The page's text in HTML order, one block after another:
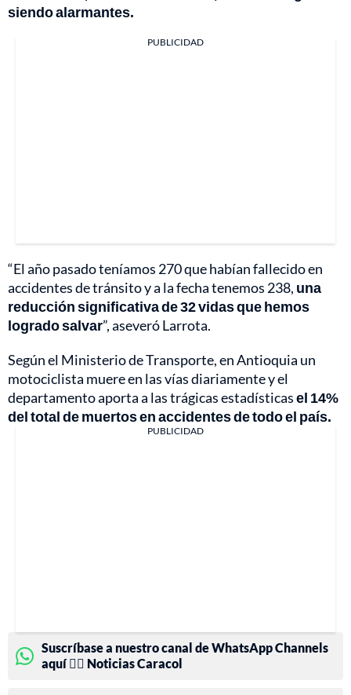
siendo alarmantes.
PUBLICIDAD
“El año pasado teníamos 270 que habían fallecido en
accidentes de tránsito y a la fecha tenemos 238, una
reducción significativa de 32 vidas que hemos
logrado salvar”, aseveró Larrota.
Según el Ministerio de Transporte, en Antioquia un
motociclista muere en las vías diariamente y el
departamento aporta a las trágicas estadísticasel 14%
del total de muertos en accidentes de todo el país.
PUBLICIDAD
Suscríbase a nuestro canal de WhatsApp Channels
aquí 👉🏻 Noticias Caracol